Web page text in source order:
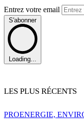
Entrez votre email
S'abonner
Loading...
LES PLUS RÉCENTS
PROENERGIE,